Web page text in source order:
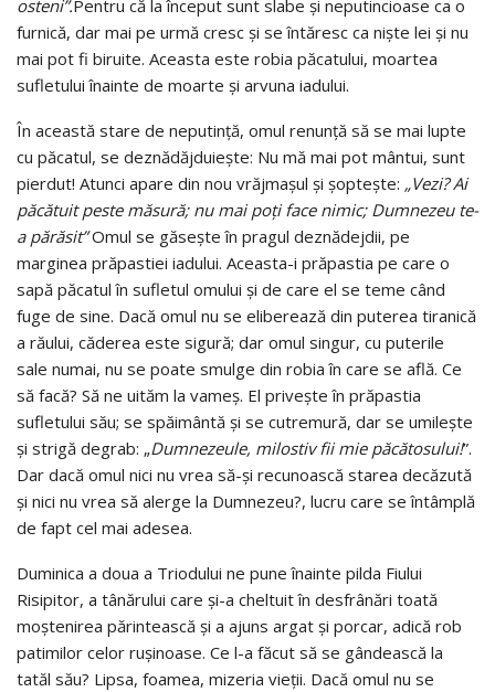
osteni”.Pentru că la început sunt slabe şi neputincioase ca o
furnică, dar mai pe urmă cresc şi se întăresc ca nişte lei şi nu
mai pot fi biruite. Aceasta este robia păcatului, moartea
sufle­tului înainte de moarte şi arvuna iadului.
În această stare de neputinţă, omul renunţă să se mai lupte
cu păcatul, se deznădăjduieşte: Nu mă mai pot mântui, sunt
pierdut! Atunci apare din nou vrăjmaşul şi şopteşte: „Vezi? Ai
păcătuit peste măsură; nu mai poţi face nimic; Dumnezeu te-
a părăsit”Omul se găseşte în pragul deznădejdii, pe
marginea prăpastiei iadului. Aceasta-i prăpastia pe care o
sapă păcatul în sufletul omului şi de care el se teme când
fuge de sine. Dacă omul nu se eliberează din puterea tiranică
a răului, căderea este sigură; dar omul singur, cu puterile
sale numai, nu se poate smulge din robia în care se află. Ce
să facă? Să ne uităm la vameş. El priveşte în prăpastia
sufletului său; se spăimântă şi se cutremură, dar se umileşte
şi strigă degrab: „Dumnezeule, milostiv fii mie păcătosului!”.
Dar dacă omul nici nu vrea să-şi recunoască starea decăzută
şi nici nu vrea să alerge la Dumnezeu?, lucru care se întâmplă
de fapt cel mai adesea.
Duminica a doua a Triodului ne pune înainte pilda Fiului
Risipitor, a tânărului care şi-a cheltuit în desfrânări toată
moştenirea părintească şi a ajuns argat şi porcar, adică rob
patimilor celor ruşinoase. Ce l-a făcut să se gândească la
tatăl său? Lipsa, foamea, mizeria vieţii. Dacă omul nu se